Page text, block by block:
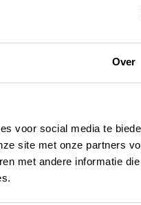
Over
voor social media te
site met onze partners
met andere informatie